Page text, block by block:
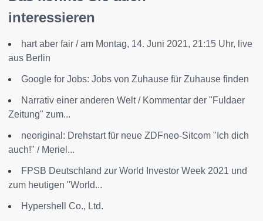
interessieren
hart aber fair / am Montag, 14. Juni 2021, 21:15 Uhr, live
aus Berlin
Google for Jobs: Jobs von Zuhause für Zuhause finden
Narrativ einer anderen Welt / Kommentar der "Fuldaer
Zeitung" zum...
neoriginal: Drehstart für neue ZDFneo-Sitcom "Ich dich
auch!" / Meriel...
FPSB Deutschland zur World Investor Week 2021 und
zum heutigen "World...
Hypershell Co., Ltd.